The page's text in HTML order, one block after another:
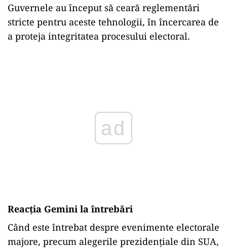
Guvernele au început să ceară reglementări
stricte pentru aceste tehnologii, în încercarea de
a proteja integritatea procesului electoral.
Reacția Gemini la întrebări
Când este întrebat despre evenimente electorale
majore, precum alegerile prezidențiale din SUA,